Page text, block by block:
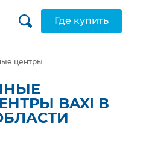
Где купить
центры
BAXI В